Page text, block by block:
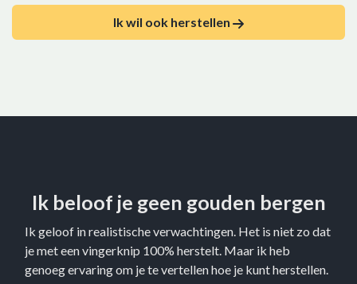
Ik wil ook herstellen
Ik beloof je geen gouden bergen
Ik geloof in realistische verwachtingen. Het is niet zo dat
je met een vingerknip 100% herstelt. Maar ik heb
genoeg ervaring om je te vertellen hoe je kunt herstellen.